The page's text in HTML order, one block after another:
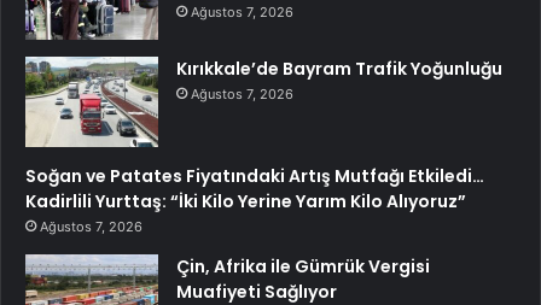
Ağustos 7, 2026
Kırıkkale’de Bayram Trafik Yoğunluğu
Ağustos 7, 2026
Soğan ve Patates Fiyatındaki Artış Mutfağı Etkiledi…
Kadirlili Yurttaş: “İki Kilo Yerine Yarım Kilo Alıyoruz”
Ağustos 7, 2026
Çin, Afrika ile Gümrük Vergisi
Muafiyeti Sağlıyor